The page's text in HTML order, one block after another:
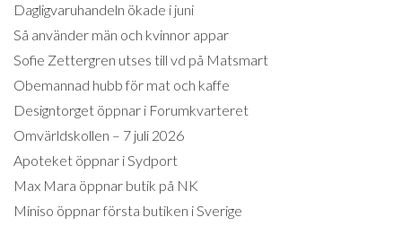
Dagligvaruhandeln ökade i juni
Så använder män och kvinnor appar
Sofie Zettergren utses till vd på Matsmart
Obemannad hubb för mat och kaffe
Designtorget öppnar i Forumkvarteret
Omvärldskollen – 7 juli 2026
Apoteket öppnar i Sydport
Max Mara öppnar butik på NK
Miniso öppnar första butiken i Sverige